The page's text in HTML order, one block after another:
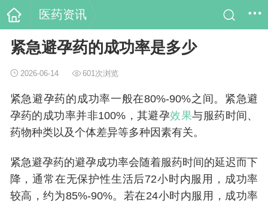
医药资讯
紧急避孕药的成功率是多少
2026-06-14 601次浏览
紧急避孕药的成功率一般在80%-90%之间。紧急避
孕药的成功率并非100%，其避孕效果与服药时间、
药物种类以及个体差异等多种因素有关。
紧急避孕药的避孕成功率会随着服药时间的延迟而下
降，通常在无保护性生活后72小时内服用，成功率
较高，约为85%-90%。若在24小时内服用，成功率